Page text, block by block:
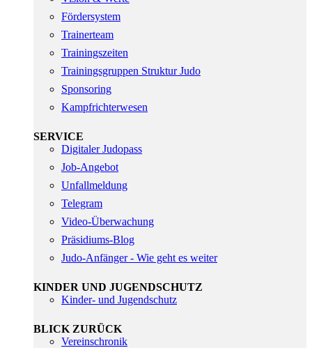
Fördersystem
Trainerteam
Trainingszeiten
Trainingsgruppen Struktur Judo
Sponsoring
Kampfrichterwesen
SERVICE
Digitaler Judopass
Job-Angebot
Unfallmeldung
Telegram
Video-Überwachung
Präsidiums-Blog
Judo-Anfänger - Wie geht es weiter
KINDER UND JUGENDSCHUTZ
Kinder- und Jugendschutz
BLICK ZURÜCK
Vereinschronik